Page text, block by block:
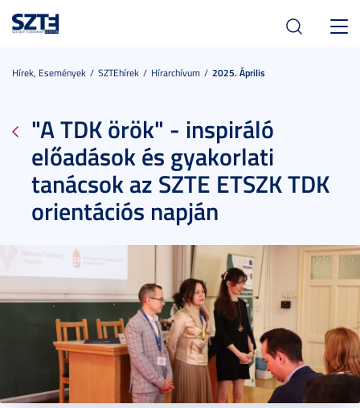
Hírek, Események SZTEhírek Hírarchívum 2025. Április
"A TDK örök" - inspiráló
előadások és gyakorlati
tanácsok az SZTE ETSZK TDK
orientációs napján